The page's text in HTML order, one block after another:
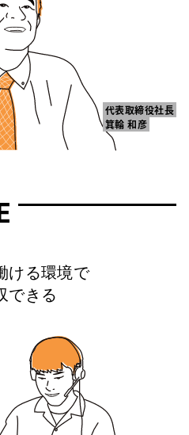
代表取締役社長
箕輪 和彦
ける環境で
できる